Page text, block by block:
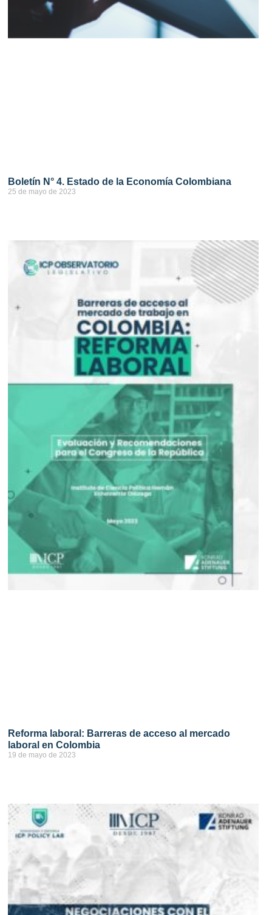
Boletín N° 4. Estado de la Economía Colombiana
25 de mayo de 2023
Reforma laboral: Barreras de acceso al mercado
laboral en Colombia
19 de mayo de 2023